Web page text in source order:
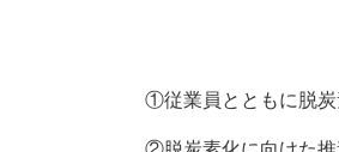
員とともに脱炭素経営に